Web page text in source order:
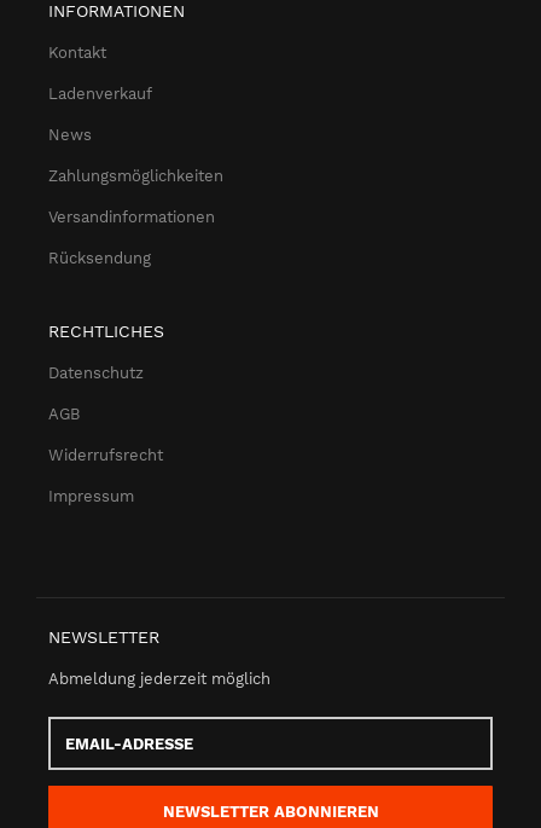
INFORMATIONEN
Kontakt
Ladenverkauf
News
Zahlungsmöglichkeiten
Versandinformationen
Rücksendung
RECHTLICHES
Datenschutz
AGB
Widerrufsrecht
Impressum
NEWSLETTER
Abmeldung jederzeit möglich
Adresse
NEWSLETTER ABONNIEREN